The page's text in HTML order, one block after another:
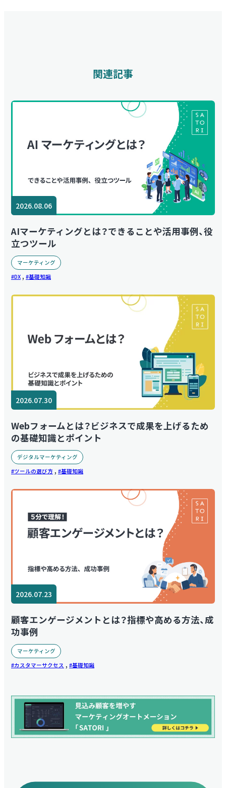
関連記事
2026.08.06
AIマーケティングとは？できることや活用事例、役
立つツール
マーケティング
DX , 基礎知識
2026.07.30
Webフォームとは？ビジネスで成果を上げるため
の基礎知識とポイント
デジタルマーケティング
ツールの選び方 , 基礎知識
2026.07.23
顧客エンゲージメントとは？指標や高める方法、成
功事例
マーケティング
カスタマーサクセス , 基礎知識